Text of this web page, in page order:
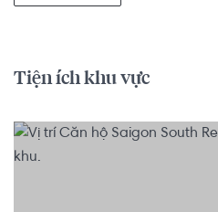
Tiện ích khu vực